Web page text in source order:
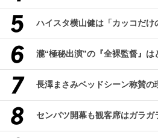
ハイスタ横山健は「カッコだけ
瀧“極秘出演”の『全裸監督』は
長澤まさみベッドシーン称賛の
センバツ開幕も観客席はガラガ